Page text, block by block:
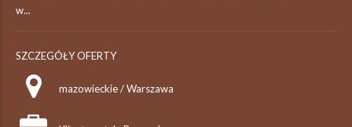
w...
SZCZEGÓŁY OFERTY
mazowieckie / Warszawa